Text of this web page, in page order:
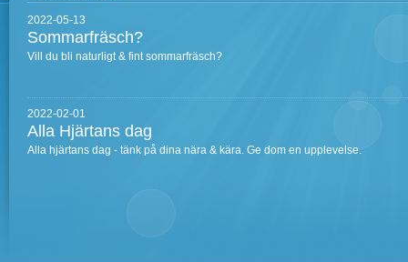
2022-05-13
Sommarfräsch?
Vill du bli naturligt & fint sommarfräsch?
2022-02-01
Alla Hjärtans dag
Alla hjärtans dag - tänk på dina nära & kära. Ge dom en upplevelse.